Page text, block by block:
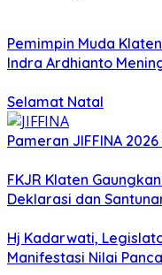
Pemimpin Muda
Indra Ardhianto
Selamat Natal
Pameran JIFFINA
FKJR Klaten
Deklarasi dan
Hj Kadarwati,
Manifestasi Nilai